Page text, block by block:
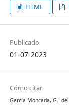
HTML
Publicado
01-07-2023
Cómo citar
García-Moncada, G.-